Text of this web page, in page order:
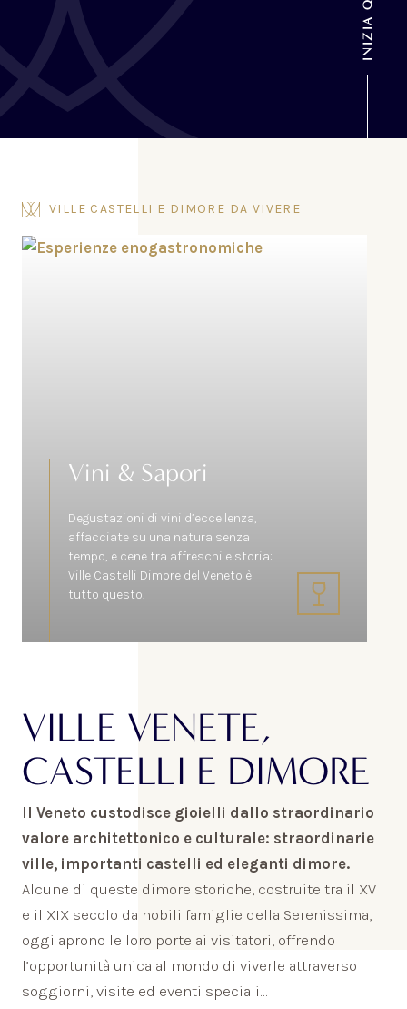
INIZIA QUI
VILLE CASTELLI E DIMORE DA VIVERE
Vini & Sapori
Degustazioni di vini d’eccellenza,
affacciate su una natura senza
tempo, e cene tra affreschi e storia:
Ville Castelli Dimore del Veneto è
tutto questo.
VILLE VENETE,
CASTELLI E DIMORE
Il Veneto custodisce gioielli dallo straordinario
valore architettonico e culturale: straordinarie
ville, importanti castelli ed eleganti dimore.
Alcune di queste dimore storiche, costruite tra il XV
e il XIX secolo da nobili famiglie della Serenissima,
oggi aprono le loro porte ai visitatori, offrendo
l’opportunità unica al mondo di viverle attraverso
soggiorni, visite ed eventi speciali...